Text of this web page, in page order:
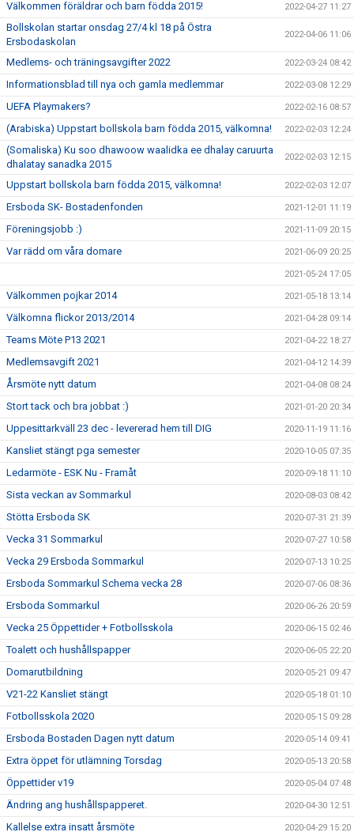
Välkommen föräldrar och barn födda 2015! 2022-04-27 11:27
Bollskolan startar onsdag 27/4 kl 18 på Östra
Ersbodaskolan
2022-04-06 11:06
Medlems- och träningsavgifter 2022 2022-03-24 08:42
Informationsblad till nya och gamla medlemmar 2022-03-08 12:29
UEFA Playmakers? 2022-02-16 08:57
(Arabiska) Uppstart bollskola barn födda 2015, välkomna! 2022-02-03 12:24
(Somaliska) Ku soo dhawoow waalidka ee dhalay caruurta
dhalatay sanadka 2015
2022-02-03 12:15
Uppstart bollskola barn födda 2015, välkomna! 2022-02-03 12:07
Ersboda SK- Bostadenfonden 2021-12-01 11:19
Föreningsjobb :) 2021-11-09 20:15
Var rädd om våra domare 2021-06-09 20:25
2021-05-24 17:05
Välkommen pojkar 2014 2021-05-18 13:14
Välkomna flickor 2013/2014 2021-04-28 09:14
Teams Möte P13 2021 2021-04-22 18:27
Medlemsavgift 2021 2021-04-12 14:39
Årsmöte nytt datum 2021-04-08 08:24
Stort tack och bra jobbat :) 2021-01-20 20:34
Uppesittarkväll 23 dec - levererad hem till DIG 2020-11-19 11:16
Kansliet stängt pga semester 2020-10-05 07:35
Ledarmöte - ESK Nu - Framåt 2020-09-18 11:10
Sista veckan av Sommarkul 2020-08-03 08:42
Stötta Ersboda SK 2020-07-31 21:39
Vecka 31 Sommarkul 2020-07-27 10:58
Vecka 29 Ersboda Sommarkul 2020-07-13 10:25
Ersboda Sommarkul Schema vecka 28 2020-07-06 08:36
Ersboda Sommarkul 2020-06-26 20:59
Vecka 25 Öppettider + Fotbollsskola 2020-06-15 02:46
Toalett och hushållspapper 2020-06-05 22:20
Domarutbildning 2020-05-21 09:47
V21-22 Kansliet stängt 2020-05-18 01:10
Fotbollsskola 2020 2020-05-15 09:28
Ersboda Bostaden Dagen nytt datum 2020-05-14 09:41
Extra öppet för utlämning Torsdag 2020-05-13 20:58
Öppettider v19 2020-05-04 07:48
Ändring ang hushållspapperet. 2020-04-30 12:51
Kallelse extra insatt årsmöte 2020-04-29 15:20